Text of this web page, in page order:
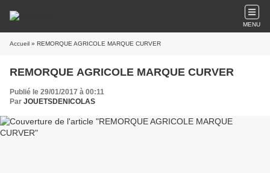
MENU
Accueil » REMORQUE AGRICOLE MARQUE CURVER
REMORQUE AGRICOLE MARQUE CURVER
Publié le 29/01/2017 à 00:11
Par JOUETSDENICOLAS